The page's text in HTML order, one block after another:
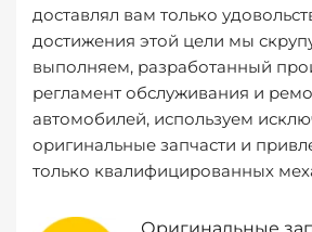
доставлял вам только
достижения этой цели мы
выполняем, разработанный
регламент обслуживания и
автомобилей, используем
оригинальные запчасти и
только квалифицированных